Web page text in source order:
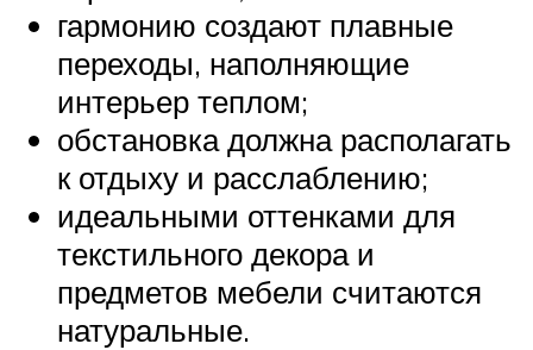
гармонию создают плавные
переходы, наполняющие
интерьер теплом;
обстановка должна располагать
к отдыху и расслаблению;
идеальными оттенками для
текстильного декора и
предметов мебели считаются
натуральные.